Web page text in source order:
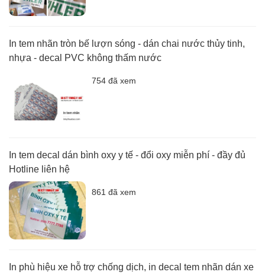
In tem nhãn tròn bế lượn sóng - dán chai nước thủy tinh,
nhựa - decal PVC không thấm nước
754 đã xem
In tem decal dán bình oxy y tế - đổi oxy miễn phí - đầy đủ
Hotline liên hệ
861 đã xem
In phù hiệu xe hỗ trợ chống dịch, in decal tem nhãn dán xe